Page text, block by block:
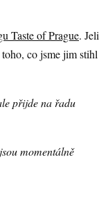
Taste of Prague. Jeli
co jsme jim stihl
přijde na řadu
momentálně